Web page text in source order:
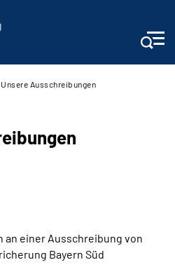
Unsere Ausschreibungen
an einer Ausschreibung von
Bayern Süd